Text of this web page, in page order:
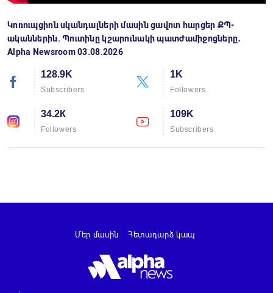
Կոռուպցիոն սկանդալների մասին ցավոտ հարցեր ՔՊ-
ականներին. Պուտինը կշարունակի պատժամիջոցները․
Alpha Newsroom 03.08.2026
128.9K
Subscribers
1K
Followers
34.2К
Followers
109K
Subscribers
Մեր մասին Հետադարձ կապ